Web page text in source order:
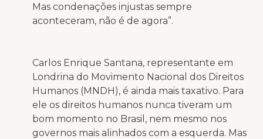
Mas condenações injustas sempre
aconteceram, não é de agora”.
Carlos Enrique Santana, representante em
Londrina do Movimento Nacional dos Direitos
Humanos (MNDH), é ainda mais taxativo. Para
ele os direitos humanos nunca tiveram um
bom momento no Brasil, nem mesmo nos
governos mais alinhados com a esquerda. Mas